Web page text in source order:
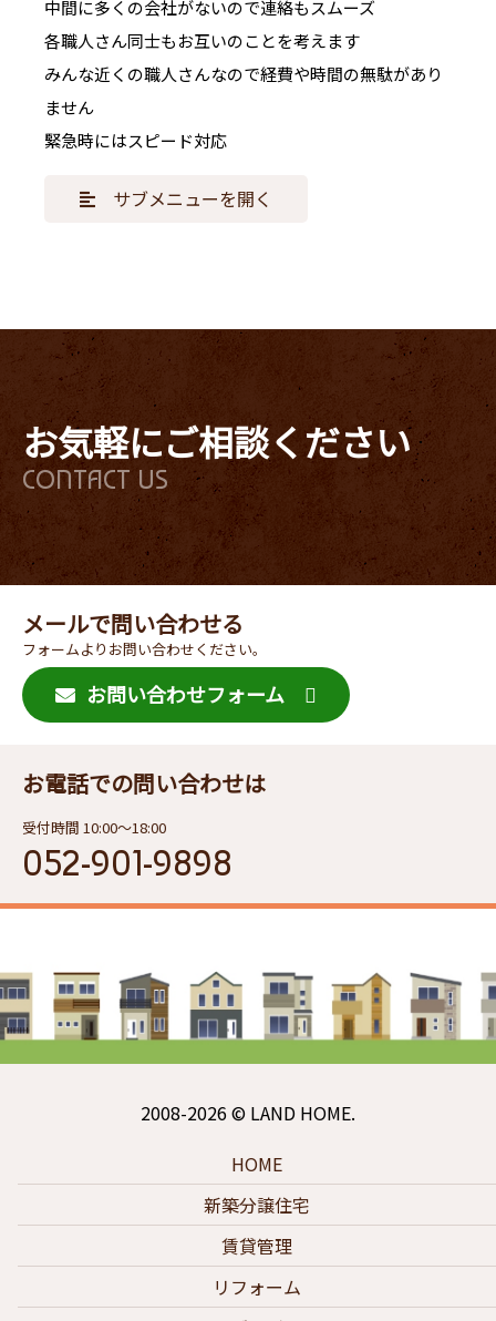
中間に多くの会社がないので連絡もスムーズ
各職人さん同士もお互いのことを考えます
みんな近くの職人さんなので経費や時間の無駄があり
ません
緊急時にはスピード対応
サブメニューを開く
お気軽にご相談ください
CONTACT US
メールで問い合わせる
フォームよりお問い合わせください。
お問い合わせフォーム
お電話での問い合わせは
受付時間 10:00〜18:00
052-901-9898
2008-2026 © LAND HOME.
HOME
新築分譲住宅
賃貸管理
リフォーム